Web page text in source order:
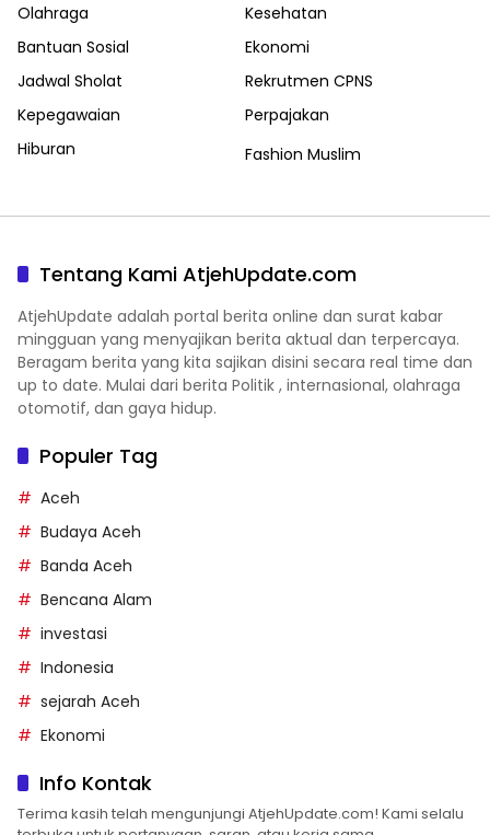
Olahraga
Kesehatan
Bantuan Sosial
Ekonomi
Jadwal Sholat
Rekrutmen CPNS
Kepegawaian
Perpajakan
Hiburan
Fashion Muslim
Tentang Kami AtjehUpdate.com
AtjehUpdate adalah portal berita online dan surat kabar
mingguan yang menyajikan berita aktual dan terpercaya.
Beragam berita yang kita sajikan disini secara real time dan
up to date. Mulai dari berita Politik , internasional, olahraga
otomotif, dan gaya hidup.
Populer Tag
Aceh
Budaya Aceh
Banda Aceh
Bencana Alam
investasi
Indonesia
sejarah Aceh
Ekonomi
Info Kontak
Terima kasih telah mengunjungi AtjehUpdate.com! Kami selalu